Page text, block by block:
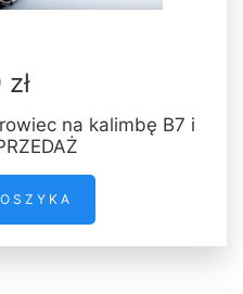
na kalimbę B7 i